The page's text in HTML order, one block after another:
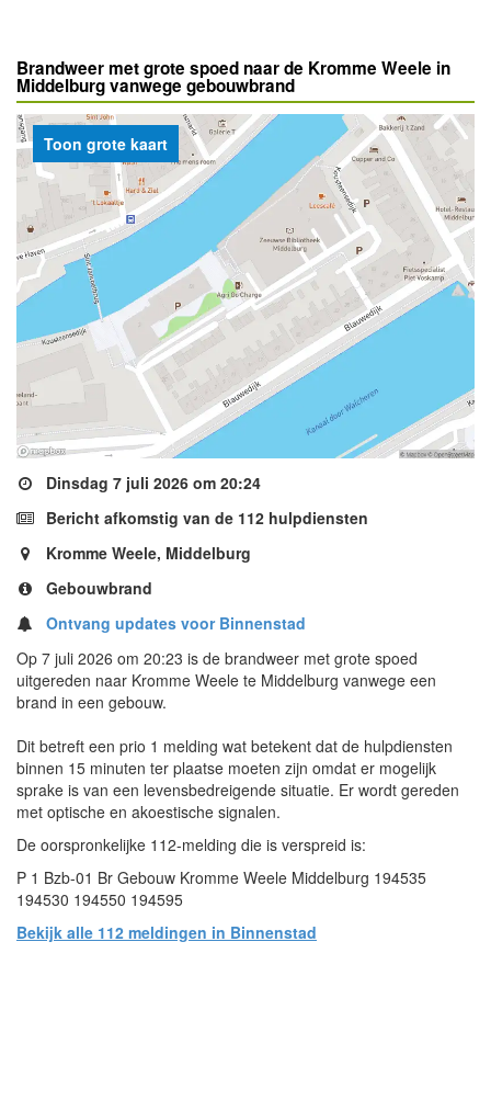
Brandweer met grote spoed naar de Kromme Weele in
Middelburg vanwege gebouwbrand
Dinsdag 7 juli 2026 om 20:24
Bericht afkomstig van de 112 hulpdiensten
Kromme Weele, Middelburg
Gebouwbrand
Ontvang updates voor Binnenstad
Op 7 juli 2026 om 20:23 is de brandweer met grote spoed
uitgereden naar Kromme Weele te Middelburg vanwege een
brand in een gebouw.
Dit betreft een prio 1 melding wat betekent dat de hulpdiensten
binnen 15 minuten ter plaatse moeten zijn omdat er mogelijk
sprake is van een levensbedreigende situatie. Er wordt gereden
met optische en akoestische signalen.
De oorspronkelijke 112-melding die is verspreid is:
P 1 Bzb-01 Br Gebouw Kromme Weele Middelburg 194535
194530 194550 194595
Bekijk alle 112 meldingen in Binnenstad
Toon grote kaart